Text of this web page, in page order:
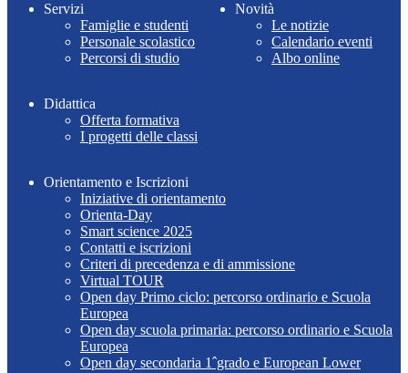
Servizi
Famiglie e studenti
Personale scolastico
Percorsi di studio
Novità
Le notizie
Calendario eventi
Albo online
Didattica
Offerta formativa
I progetti delle classi
Orientamento e Iscrizioni
Iniziative di orientamento
Orienta-Day
Smart science 2025
Contatti e iscrizioni
Criteri di precedenza e di ammissione
Virtual TOUR
Open day Primo ciclo: percorso ordinario e Scuola
Europea
Open day scuola primaria: percorso ordinario e Scuola
Europea
Open day secondaria 1ˆgrado e European Lower